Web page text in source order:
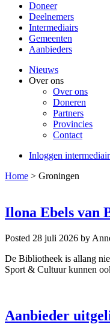
Doneer
Deelnemers
Intermediairs
Gemeenten
Aanbieders
Nieuws
Over ons
Over ons
Doneren
Partners
Provincies
Contact
Inloggen
Home > Groningen
Ilona Ebels van
Posted 28 juli 2026 by
De Bibliotheek is allang
Sport & Cultuur kunnen
Aanbieder